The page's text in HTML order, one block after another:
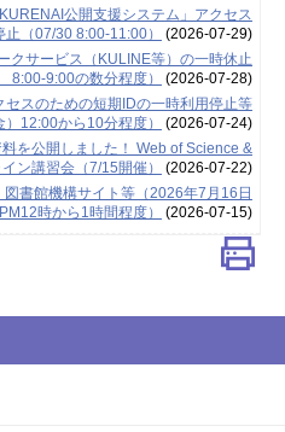
公開支援システム」アクセス
止（07/30 8:00-11:00）
(2026-07-29)
クサービス（KULINE等）の一時休止
9:00の数分程度）
(2026-07-28)
セスのための短期IDの一時利用停止等
12:00から10分程度）
(2026-07-24)
料を公開しました！ Web of Science &
ン講習会（7/15開催）
(2026-07-22)
書館機構サイト等（2026年7月16日
PM12時から1時間程度）
(2026-07-15)